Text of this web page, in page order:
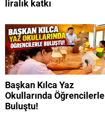
liralık katkı
Başkan Kılca Yaz
Okullarında Öğrencilerle
Buluştu!